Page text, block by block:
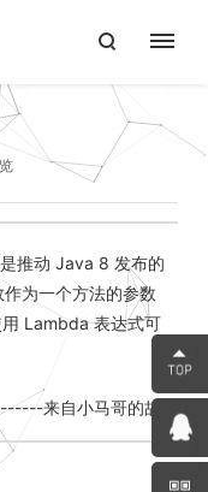
推动 Java 8 发布的
为一个方法的参数
用 Lambda 表达式可
来自小马哥的故事